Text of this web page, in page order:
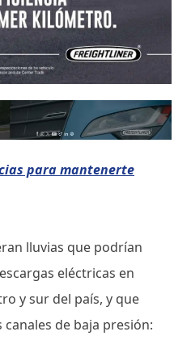
para mantenerte
lluvias que podrían
eléctricas en
y sur del país, y que
de baja presión: